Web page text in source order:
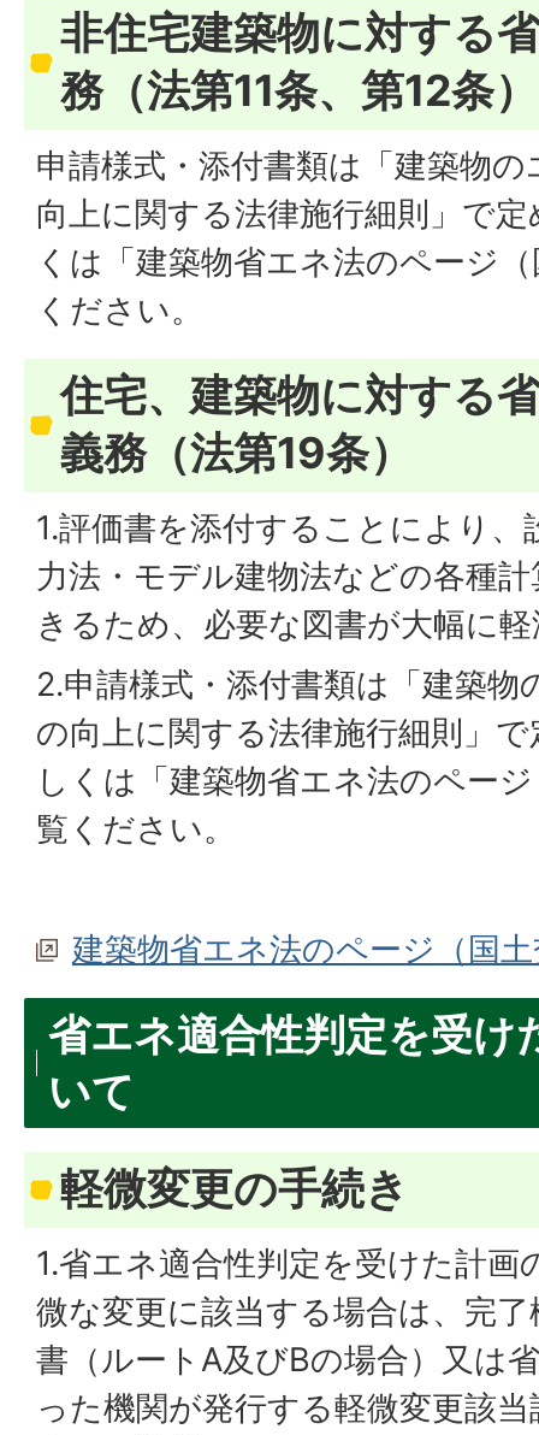
非住宅建築物に対する
務（法第11条、第12条）
申請様式・添付書類は「建築物
向上に関する法律施行細則」で
くは「建築物省エネ法のページ
ください。
住宅、建築物に対する
義務（法第19条）
1.評価書を添付することにより、
力法・モデル建物法などの各種
きるため、必要な図書が大幅に
2.申請様式・添付書類は「建築物
の向上に関する法律施行細則」
しくは「建築物省エネ法のペー
覧ください。
建築物省エネ法のページ（国
省エネ適合性判定を受け
いて
軽微変更の手続き
1.省エネ適合性判定を受けた計画
微な変更に該当する場合は、完
書（ルートA及びBの場合）又は
った機関が発行する軽微変更該